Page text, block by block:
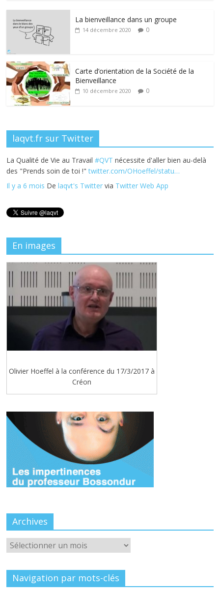
e
b
o
o
k
itt
er e e g
La bienveillance dans un groupe
14 décembre 2020 0
Carte d’orientation de la Société de la
Bienveillance
10 décembre 2020 0
laqvt.fr sur Twitter
La Qualité de Vie au Travail#QVT nécessite d'aller bien au-delà
des "Prends soin de toi !"twitter.com/OHoeffel/statu…
Il y a 6 mois Delaqvt's Twitter via Twitter Web App
En images
Olivier Hoeffel à la conférence du 17/3/2017 à
Créon
Archives
Archives
Navigation par mots-clés